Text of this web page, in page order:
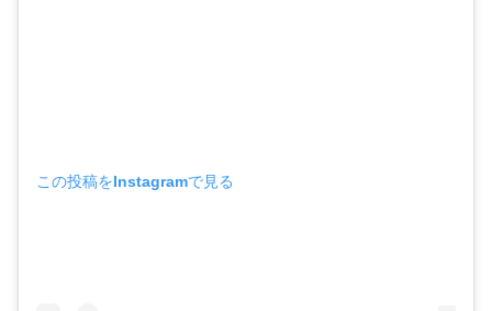
この投稿をInstagramで見る